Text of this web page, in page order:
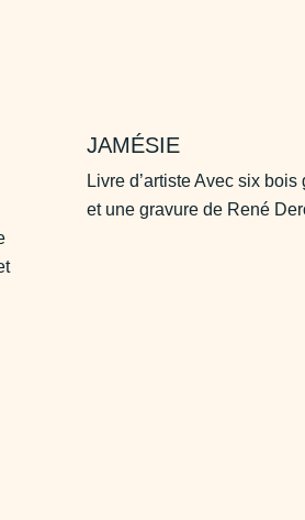
JAMÉSIE
Livre d’artiste Avec six bois
et une gravure de René